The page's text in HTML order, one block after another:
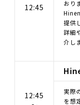
12:45
おり
提供
詳細
介し
12:45
実際
を想